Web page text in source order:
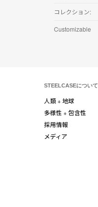
コレクション:
Customizable
STEELCASEについて
人類 + 地球
多様性 + 包含性
採用情報
メディア